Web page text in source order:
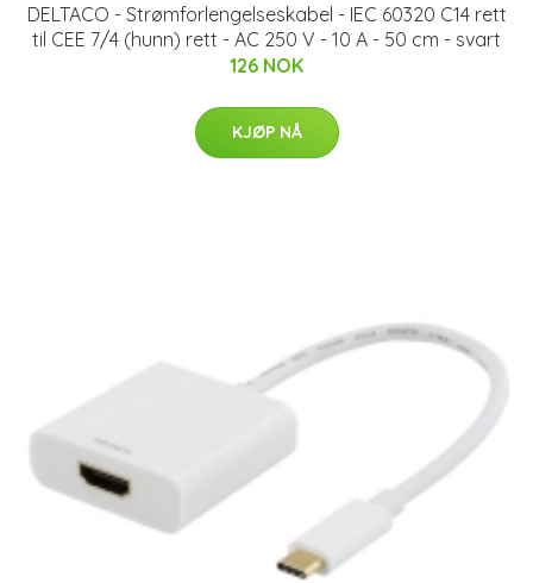
DELTACO - Strømforlengelseskabel - IEC 60320 C14 rett
til CEE 7/4 (hunn) rett - AC 250 V - 10 A - 50 cm - svart
126 NOK
KJØP NÅ